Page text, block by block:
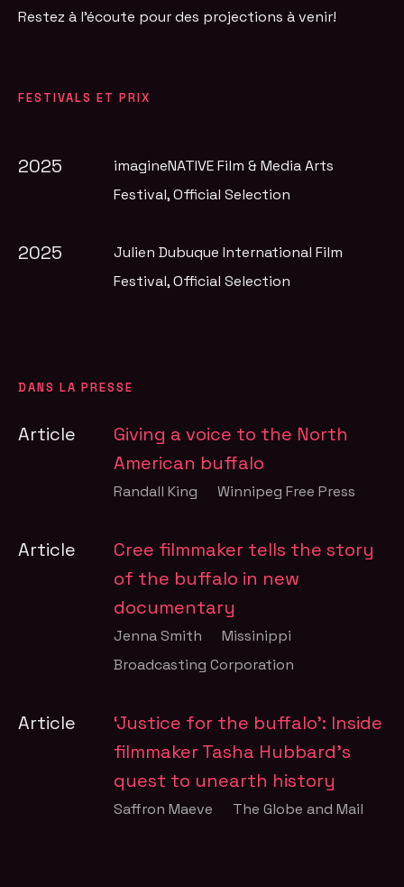
Restez à l'écoute pour des projections à venir!
FESTIVALS ET PRIX
2025
imagineNATIVE Film & Media Arts
Festival, Official Selection
2025
Julien Dubuque International Film
Festival, Official Selection
DANS LA PRESSE
Article
Giving a voice to the North
American buffalo
Randall King Winnipeg Free Press
Article
Cree filmmaker tells the story
of the buffalo in new
documentary
Jenna Smith
Missinippi
Broadcasting Corporation
Article
‘Justice for the buffalo’: Inside
filmmaker Tasha Hubbard’s
quest to unearth history
Saffron Maeve The Globe and Mail